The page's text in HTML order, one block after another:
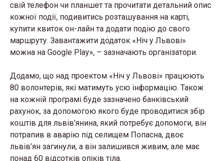
свій телефон чи планшет та прочитати детальний опис
кожної події, подивитись розташування на карті,
купити квиток он-лайн та додати подію до свого
маршруту. Завантажити додаток «Ніч у Львові»
можна на Google Play», – зазначають організатори.
Додамо, що над проектом «Ніч у Львові» працюють
80 волонтерів, які матимуть усю інформацію. Також
на кожній програмі буде зазначено банківський
рахунок, за допомогою якого буде проводитися збір
коштів для львів’янина, який потребує допомоги, він
потрапив в аварію під селищем Попасна, двоє
львів’ян загинули, а він залишився живим, але має
понад 60 відсотків опіків тіла.